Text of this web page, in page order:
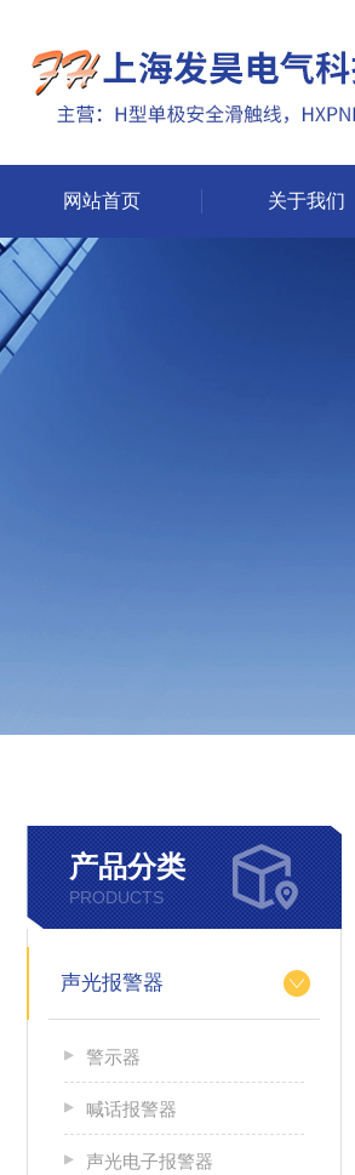
网站首页 关于我们
产品分类
PRODUCTS
声光报警器
警示器
喊话报警器
声光电子报警器